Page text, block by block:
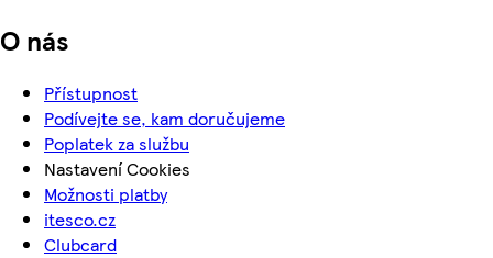
O nás
Přístupnost
Podívejte se, kam doručujeme
Poplatek za službu
Nastavení Cookies
Možnosti platby
itesco.cz
Clubcard